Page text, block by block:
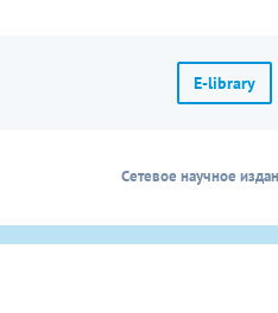
E-library
Сетевое научное